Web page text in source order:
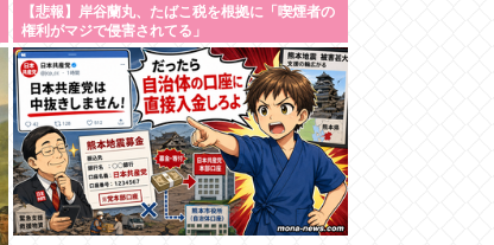
【悲報】岸谷蘭丸、たばこ税を根拠に「喫煙者の
権利がマジで侵害されてる」